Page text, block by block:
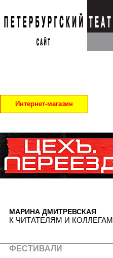
Интернет-магазин
МАРИНА ДМИТРЕВСКАЯ
К ЧИТАТЕЛЯМ И КОЛЛЕГАМ
ФЕСТИВАЛИ